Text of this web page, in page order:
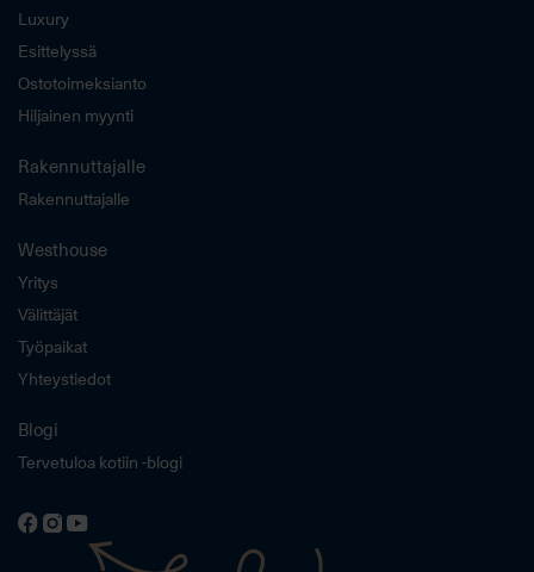
Luxury
Esittelyssä
Ostotoimeksianto
Hiljainen myynti
Rakennuttajalle
Rakennuttajalle
Westhouse
Yritys
Välittäjät
Työpaikat
Yhteystiedot
Blogi
Tervetuloa kotiin -blogi